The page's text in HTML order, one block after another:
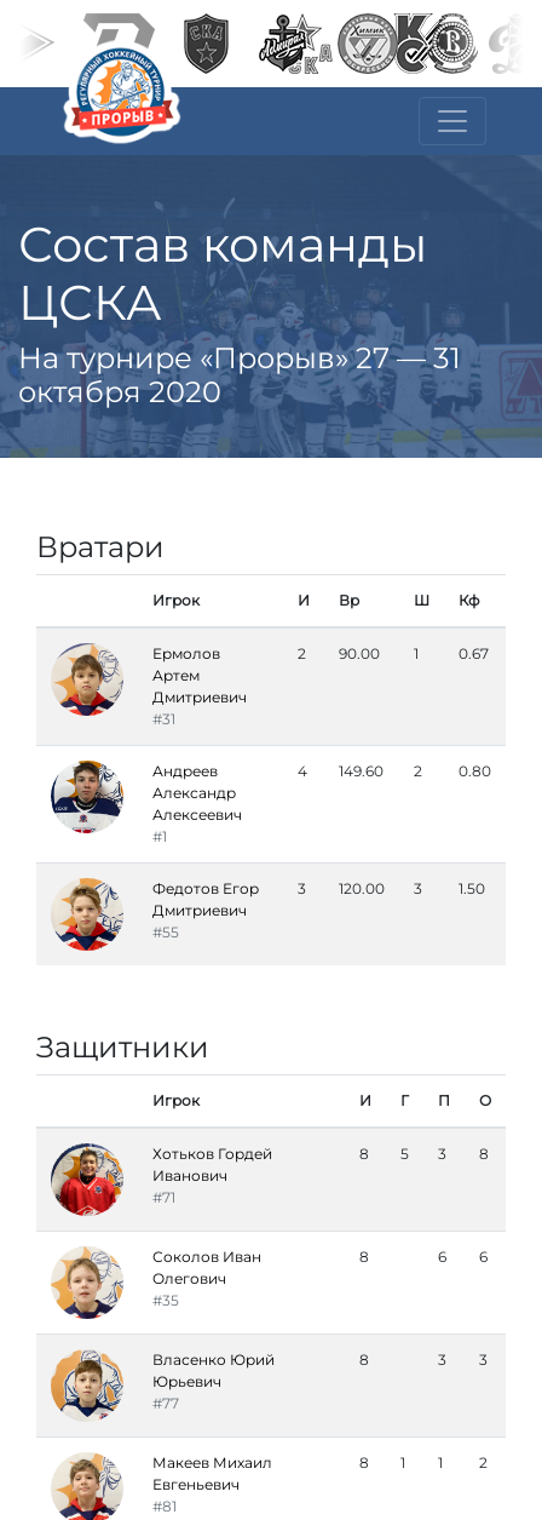
Состав команды
ЦСКА
На турнире «Прорыв» 27 — 31
октября 2020
Вратари
Игрок И Вр Ш Кф
Ермолов
Артем
Дмитриевич
#31
2 90.00 1 0.67
Андреев
Александр
Алексеевич
#1
4 149.60 2 0.80
Федотов Егор
Дмитриевич
#55
3 120.00 3 1.50
Защитники
Игрок И Г П О
Хотьков Гордей
Иванович
#71
8 5 3 8
Соколов Иван
Олегович
#35
8 6 6
Власенко Юрий
Юрьевич
#77
8 3 3
Макеев Михаил
Евгеньевич
#81
8 1 1 2